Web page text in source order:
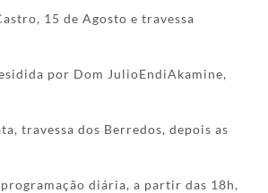
15 de Agosto e travessa
por Dom JulioEndiAkamine,
travessa dos Berredos, depois as
diária, a partir das 18h,